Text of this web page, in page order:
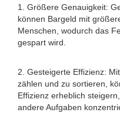
1. Größere Genauigkeit:
können Bargeld mit
Menschen, wodurch das
gespart wird.
2. Gesteigerte Effizienz:
zählen und zu sortieren,
Effizienz erheblich
andere Aufgaben